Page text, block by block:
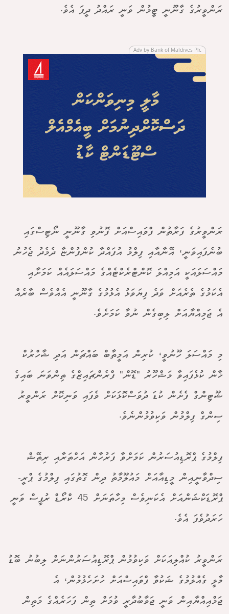
ރަންވީރުގެ ގާނޫނީ ޓީމުން ވަނީ ރައްދު ދީފަ އެވެ.
Adv by Bank of Maldives Plc
ރަންވީރުގެ ފަރާތުން ފްވައިސްއަށް ފޮނުވި ގާނޫނީ ނޯޓިސްގައި
ބުނެފައިވަނީ، އޭނާއާއި ފިލްމު އުފައްދާ ކުންފުންޏާ ދެމެދު ޖެހުނު
މައްސަލައަކީ އަމިއްލަ ކޮންޓްރެކްޓެއްގެ މައްސަލައެއް ކަމަށާއި
އެކަމުގެ ތެރެއަށް ވަދެ ފިޔަވަޅު އެޅުމުގެ ގާނޫނީ އެއްވެސް ބާރެއް
އެ ޖަމިއްޔާއަށް ލިބިގެން ނުވާ ކަމަށެވެ.
މި މައްސަލަ ހޫނުވީ، ކުރިން އަމީތާބް ބައްޗަން އަދި ޝާހްރުކް
ޚާން ކުޅެފައިވާ މަޝްހޫރު "ޑޮން" ފްރެންޗައިޒްގެ ތިންވަނަ ބައިގެ
ޝޫޓިންގް ފެށެން ކުޑަ ދުވަސްކޮޅަކަށް ވެފައި ވަނިކޮށް ރަންވީރު
ސިންގް ފިލްމުން ވަކިވުމުންނެވެ.
ފިލްމުގެ ޕްރޮޑިއުސަރުން ކަމަށްވާ ފަރުހާން އަހްތަރާއި ރިތޭޝް
ސިދްވާނީއިން މީޑިއާއަށް މައުލޫމާތު ދިން ގޮތުގައި ފިލްމުގެ ޕްރީ-
ޕްރޮޑަކްޝަންއަށް އެކަނިވެސް މިހާތަނަށް 45 ކްރޯޑް ރުޕީސް ވަނީ
ހަރަދުވެފަ އެވެ.
ރަންވީރު ކުއްލިއަކަށް ވަކިވުމުން ޕްރޮޑިއުސަރުންނަށް ލިބުނު ބޮޑު
މާލީ ގެއްލުމުގެ ޝަކުވާ ފްވައިސްއަށް ހުށަހެޅުމުން، އެ
ޖަމްއިއްޔާއިން ވަނީ ޖަވާބުދާރީ ވުމަށް ތިން ފަހަރެއްގެ މަތިން